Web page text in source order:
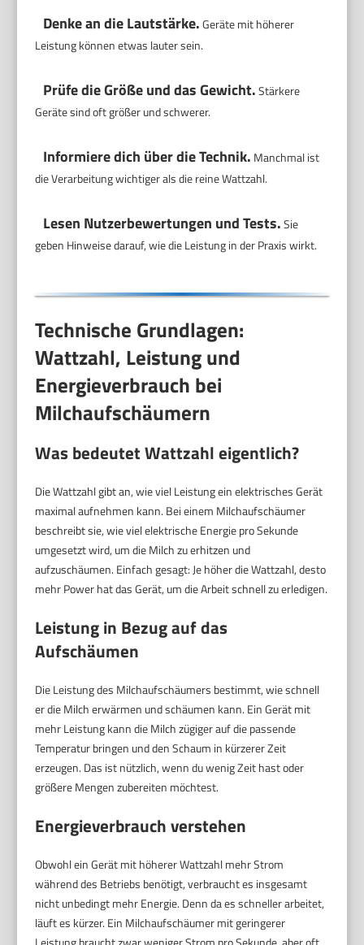
Denke an die Lautstärke.Geräte mit höherer
Leistung können etwas lauter sein.
Prüfe die Größe und das Gewicht.Stärkere
Geräte sind oft größer und schwerer.
Informiere dich über die Technik. Manchmal ist
die Verarbeitung wichtiger als die reine Wattzahl.
Lesen Nutzerbewertungen und Tests.Sie
geben Hinweise darauf, wie die Leistung in der Praxis wirkt.
Technische Grundlagen:
Wattzahl, Leistung und
Energieverbrauch bei
Milchaufschäumern
Was bedeutet Wattzahl eigentlich?
Die Wattzahl gibt an, wie viel Leistung ein elektrisches Gerät
maximal aufnehmen kann. Bei einem Milchaufschäumer
beschreibt sie, wie viel elektrische Energie pro Sekunde
umgesetzt wird, um die Milch zu erhitzen und
aufzuschäumen. Einfach gesagt: Je höher die Wattzahl, desto
mehr Power hat das Gerät, um die Arbeit schnell zu erledigen.
Leistung in Bezug auf das
Aufschäumen
Die Leistung des Milchaufschäumers bestimmt, wie schnell
er die Milch erwärmen und schäumen kann. Ein Gerät mit
mehr Leistung kann die Milch zügiger auf die passende
Temperatur bringen und den Schaum in kürzerer Zeit
erzeugen. Das ist nützlich, wenn du wenig Zeit hast oder
größere Mengen zubereiten möchtest.
Energieverbrauch verstehen
Obwohl ein Gerät mit höherer Wattzahl mehr Strom
während des Betriebs benötigt, verbraucht es insgesamt
nicht unbedingt mehr Energie. Denn da es schneller arbeitet,
läuft es kürzer. Ein Milchaufschäumer mit geringerer